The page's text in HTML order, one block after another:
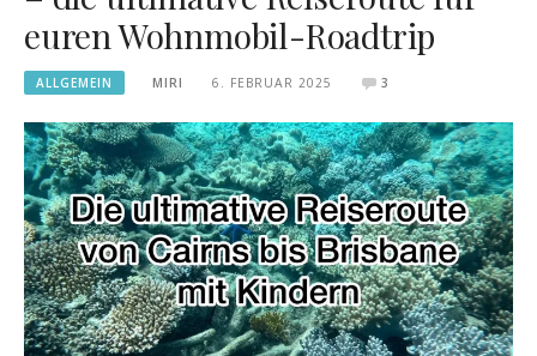
euren Wohnmobil-Roadtrip
ALLGEMEIN MIRI 6. FEBRUAR 2025 3